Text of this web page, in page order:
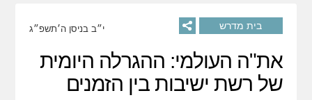
בית מדרש י״ב בניסן ה׳תשפ״ג
את"ה העולמי: ההגרלה היומית
של רשת ישיבות בין הזמנים